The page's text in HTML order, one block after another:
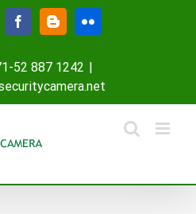
FacebookBloggerFlickr
52 887 1242 |